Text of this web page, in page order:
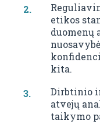
etikos
duomenų
kita.
Dirbtinio
atvejų
taikymo